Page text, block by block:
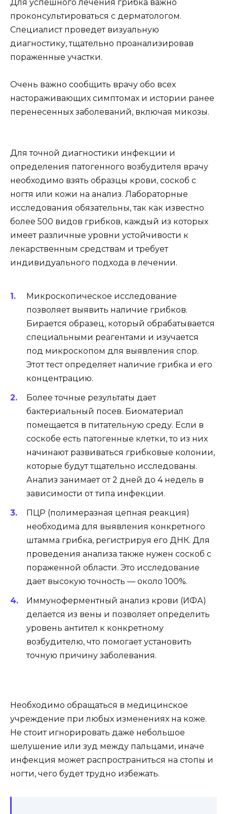
Для успешного лечения грибка важно
проконсультироваться с дерматологом.
Специалист проведет визуальную
диагностику, тщательно проанализировав
пораженные участки.
Очень важно сообщить врачу обо всех
настораживающих симптомах и истории ранее
перенесенных заболеваний, включая микозы.
Для точной диагностики инфекции и
определения патогенного возбудителя врачу
необходимо взять образцы крови, соскоб с
ногтя или кожи на анализ. Лабораторные
исследования обязательны, так как известно
более 500 видов грибков, каждый из которых
имеет различные уровни устойчивости к
лекарственным средствам и требует
индивидуального подхода в лечении.
Микроскопическое исследование
позволяет выявить наличие грибков.
Бирается образец, который обрабатывается
специальными реагентами и изучается
под микроскопом для выявления спор.
Этот тест определяет наличие грибка и его
концентрацию.
Более точные результаты дает
бактериальный посев. Биоматериал
помещается в питательную среду. Если в
соскобе есть патогенные клетки, то из них
начинают развиваться грибковые колонии,
которые будут тщательно исследованы.
Анализ занимает от 2 дней до 4 недель в
зависимости от типа инфекции.
ПЦР (полимеразная цепная реакция)
необходима для выявления конкретного
штамма грибка, регистрируя его ДНК. Для
проведения анализа также нужен соскоб с
пораженной области. Это исследование
дает высокую точность — около 100%.
Иммуноферментный анализ крови (ИФА)
делается из вены и позволяет определить
уровень антител к конкретному
возбудителю, что помогает установить
точную причину заболевания.
Необходимо обращаться в медицинское
учреждение при любых изменениях на коже.
Не стоит игнорировать даже небольшое
шелушение или зуд между пальцами, иначе
инфекция может распространиться на стопы и
ногти, чего будет трудно избежать.